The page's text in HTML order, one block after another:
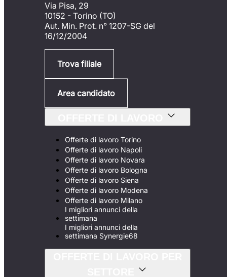
Via Pisa, 29
10152 - Torino (TO)
Aut. Min. Prot. n° 1207-SG del
16/12/2004
Trova filiale
Area candidato
Offerte di lavoro Torino
Offerte di lavoro Napoli
Offerte di lavoro Novara
Offerte di lavoro Bologna
Offerte di lavoro Siena
Offerte di lavoro Modena
Offerte di lavoro Milano
I migliori annunci della
settimana
I migliori annunci della
settimana Synergie68